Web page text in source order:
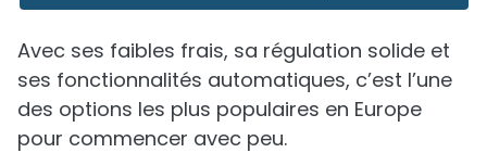
Avec ses faibles frais, sa régulation solide et
ses fonctionnalités automatiques, c’est l’une
des options les plus populaires en Europe
pour commencer avec peu.